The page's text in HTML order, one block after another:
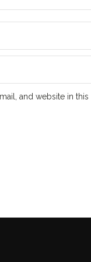
and website in